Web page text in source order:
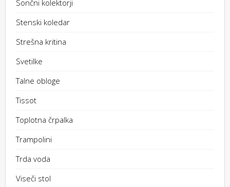
Sončni kolektorji
Stenski koledar
Strešna kritina
Svetilke
Talne obloge
Tissot
Toplotna črpalka
Trampolini
Trda voda
Viseči stol